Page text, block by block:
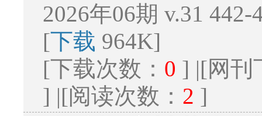
2026年06期 v.31
[下载 964K]
[下载次数： 0 ] |[网刊
] |[阅读次数： 2 ]